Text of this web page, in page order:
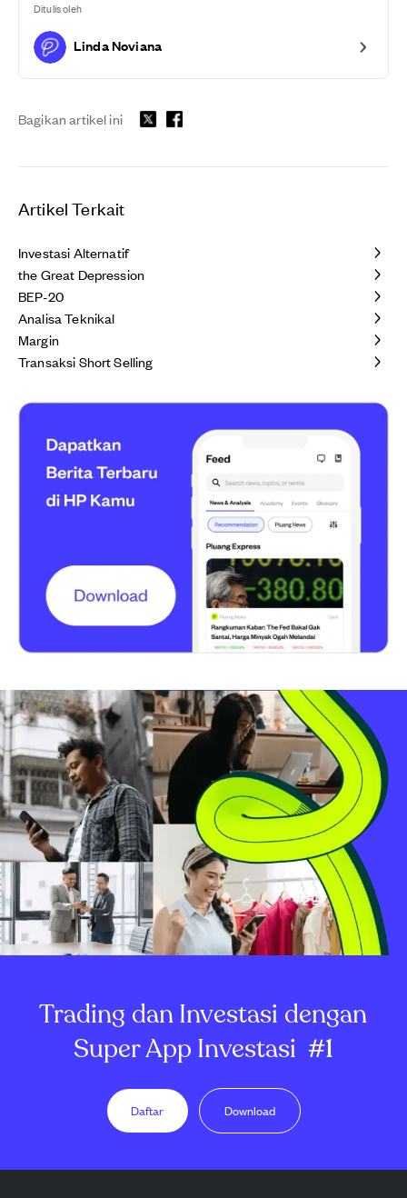
Ditulis oleh
Linda Noviana
Bagikan artikel ini
Artikel Terkait
Investasi Alternatif
the Great Depression
BEP-20
Analisa Teknikal
Margin
Transaksi Short Selling
Trading dan Investasi dengan
Super App Investasi #1
Daftar Download